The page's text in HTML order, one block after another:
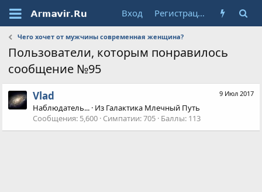
Вход Регистрация
Чего хочет от мужчины современная женщина?
Пользователи, которым понравилось
сообщение №95
9 Июл 2017
Vlad
Наблюдатель... · Из Галактика Млечный Путь
Сообщения 5,600 Симпатии 705 Баллы 113